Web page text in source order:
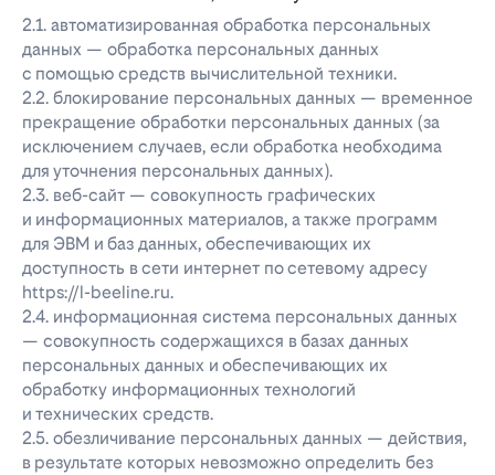
2.1. автоматизированная обработка персональных
данных — обработка персональных данных
с помощью средств вычислительной техники.
2.2. блокирование персональных данных — временное
прекращение обработки персональных данных (за
исключением случаев, если обработка необходима
для уточнения персональных данных).
2.3. веб-сайт — совокупность графических
и информационных материалов, а также программ
для ЭВМ и баз данных, обеспечивающих их
доступность в сети интернет по сетевому адресу
https://l-beeline.ru.
2.4. информационная система персональных данных
— совокупность содержащихся в базах данных
персональных данных и обеспечивающих их
обработку информационных технологий
и технических средств.
2.5. обезличивание персональных данных — действия,
в результате которых невозможно определить без